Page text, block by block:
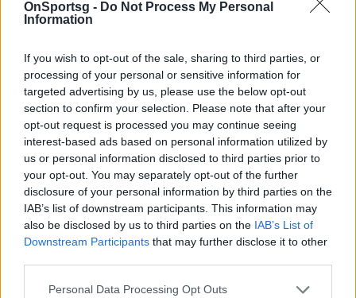
OnSportsg - Do Not Process My Personal
Information
If you wish to opt-out of the sale, sharing to third parties, or
processing of your personal or sensitive information for
targeted advertising by us, please use the below opt-out
section to confirm your selection. Please note that after your
opt-out request is processed you may continue seeing
interest-based ads based on personal information utilized by
us or personal information disclosed to third parties prior to
your opt-out. You may separately opt-out of the further
disclosure of your personal information by third parties on the
IAB’s list of downstream participants. This information may
also be disclosed by us to third parties on the IAB’s List of
Downstream Participants that may further disclose it to other
Personal Data Processing Opt Outs
Κριστιάνο Ρονάλντο να συνεχίζει να…